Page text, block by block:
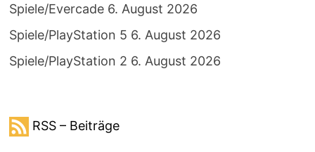
Spiele/Evercade 6. August 2026
Spiele/PlayStation 5 6. August 2026
Spiele/PlayStation 2 6. August 2026
RSS – Beiträge